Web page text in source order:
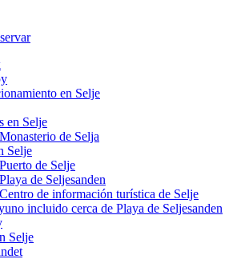
en Selje
en Selje
de Selja
Selje
de Selje
de Seljesanden
de información turística de Selje
incluido cerca de Playa de Seljesanden
Selje